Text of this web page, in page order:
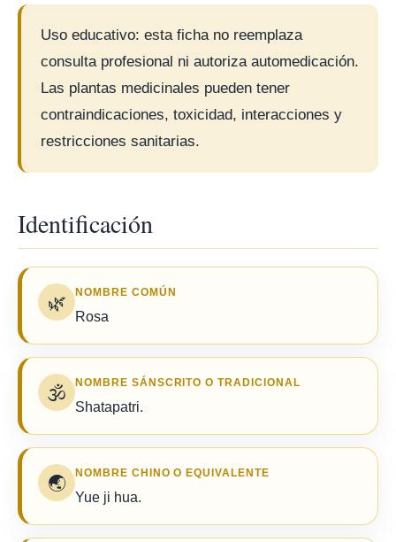
Uso educativo: esta ficha no reemplaza
consulta profesional ni autoriza automedicación.
Las plantas medicinales pueden tener
contraindicaciones, toxicidad, interacciones y
restricciones sanitarias.
Identificación
🌿 NOMBRE COMÚN
Rosa
🕉️ NOMBRE SÁNSCRITO O TRADICIONAL
Shatapatri.
🌏 NOMBRE CHINO O EQUIVALENTE
Yue ji hua.